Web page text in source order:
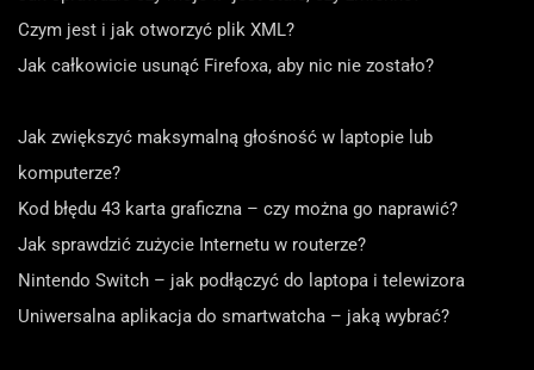
Czym jest i jak otworzyć plik XML?
Jak całkowicie usunąć Firefoxa, aby nic nie zostało?
Jak zwiększyć maksymalną głośność w laptopie lub
komputerze?
Kod błędu 43 karta graficzna – czy można go naprawić?
Jak sprawdzić zużycie Internetu w routerze?
Nintendo Switch – jak podłączyć do laptopa i telewizora
Uniwersalna aplikacja do smartwatcha – jaką wybrać?